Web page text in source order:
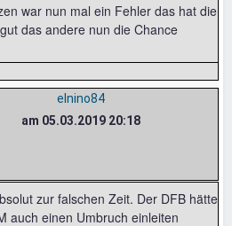
war nun mal ein Fehler das hat die
das andere nun die Chance
elnino84
am 05.03.2019 20:18
zur falschen Zeit. Der DFB hätte
auch einen Umbruch einleiten